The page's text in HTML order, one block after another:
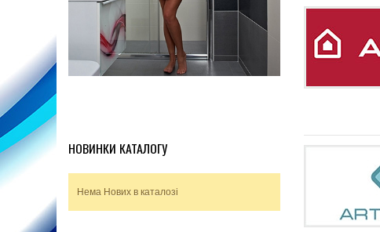
НОВИНКИ КАТАЛОГУ
Нема Нових в каталозі